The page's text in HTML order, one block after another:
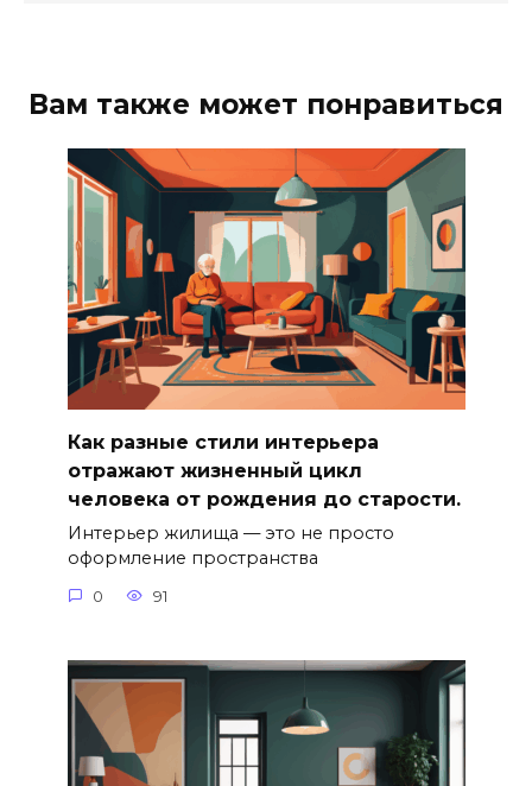
Вам также может понравиться
Как разные стили интерьера
отражают жизненный цикл
человека от рождения до старости.
Интерьер жилища — это не просто
оформление пространства
0 91